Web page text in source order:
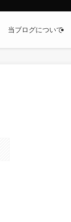
当ブログについて